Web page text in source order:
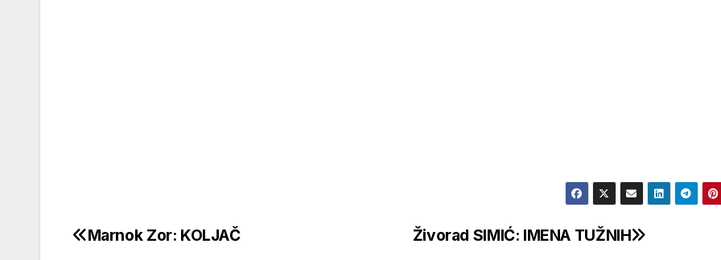
Кретање
Živorad SIMIĆ: IMENA TUŽNIH
Marnok Zor: KOLJAČ